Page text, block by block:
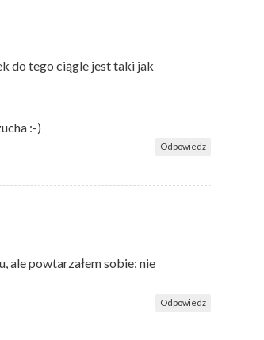
do tego ciągle jest taki jak
:-)
Odpowiedz
ale powtarzałem sobie: nie
Odpowiedz